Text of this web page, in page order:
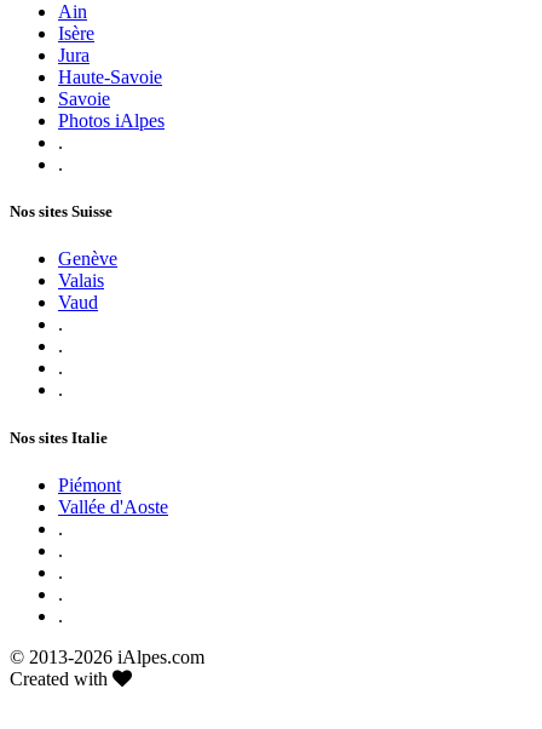
Ain
Isère
Jura
Haute-Savoie
Savoie
Photos iAlpes
.
.
Nos sites Suisse
Genève
Valais
Vaud
.
.
.
.
Nos sites Italie
Piémont
Vallée d'Aoste
.
.
.
.
.
© 2013-2026 iAlpes.com
Created with